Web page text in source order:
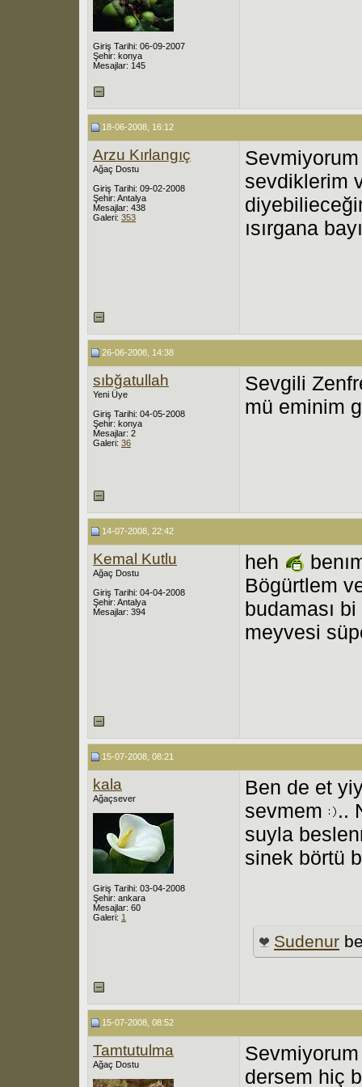
Giriş Tarihi: 06-09-2007
Şehir: konya
Mesajlar: 145
18-06-2008, 16:12
Arzu Kırlangıç
Ağaç Dostu
Giriş Tarihi: 09-02-2008
Şehir: Antalya
Mesajlar: 438
Galeri: 353
sevdiklerim
ısırgana
26-06-2008, 14:38
sıbğatullah
Yeni Üye
Giriş Tarihi: 04-05-2008
Şehir: konya
Mesajlar: 2
Galeri: 36
Sevgili
mü eminim
14-07-2008, 22:42
Kemal Kutlu
Ağaç Dostu
Giriş Tarihi: 04-04-2008
Şehir: Antalya
Mesajlar: 394
heh
Bögürtlem
budaması
meyvesi
15-07-2008, 08:21
kala
Ağaçsever
Giriş Tarihi: 03-04-2008
Şehir: ankara
Mesajlar: 60
Galeri: 1
Ben de et
sevmem
..
suyla
sinek börtü
Sudenur
15-07-2008, 08:52
Tamtutulma
Ağaç Dostu
dersem hiç